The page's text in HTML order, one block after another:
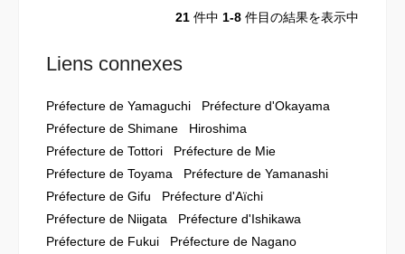
21 件中 1-8 件目の結果を表示中
Liens connexes
Préfecture de Yamaguchi
Préfecture d'Okayama
Préfecture de Shimane
Hiroshima
Préfecture de Tottori
Préfecture de Mie
Préfecture de Toyama
Préfecture de Yamanashi
Préfecture de Gifu
Préfecture d'Aïchi
Préfecture de Niigata
Préfecture d'Ishikawa
Préfecture de Fukui
Préfecture de Nagano